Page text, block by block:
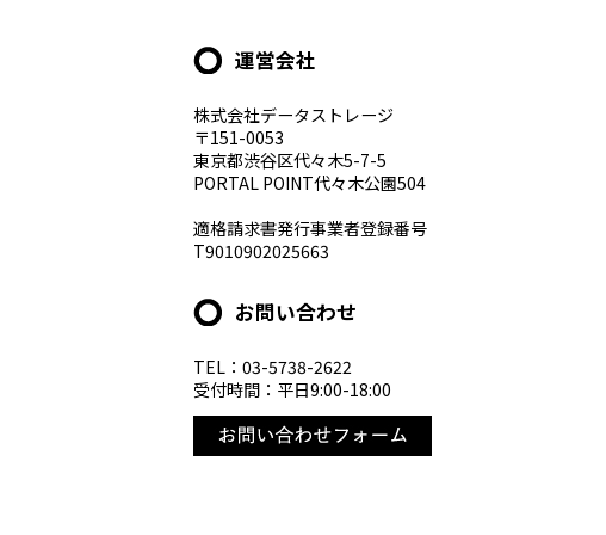
運営会社
株式会社データストレージ
〒151-0053
東京都渋谷区代々木5-7-5
PORTAL POINT代々木公園504
適格請求書発行事業者登録番号
T9010902025663
お問い合わせ
TEL：03-5738-2622
受付時間：平日9:00-18:00